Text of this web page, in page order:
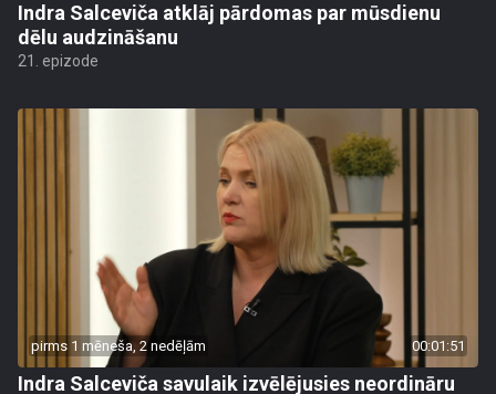
Indra Salceviča atklāj pārdomas par mūsdienu
dēlu audzināšanu
21. epizode
pirms 1 mēneša, 2 nedēļām 00:01:51
Indra Salceviča savulaik izvēlējusies neordināru